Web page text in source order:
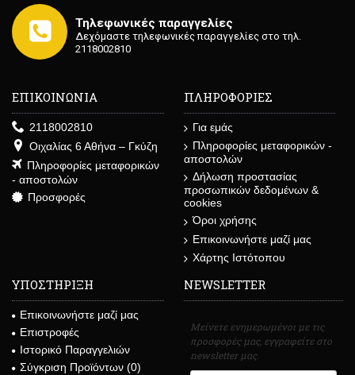
Τηλεφωνικές παραγγελίες
Δεχόμαστε τηλεφωνικές παραγγελίες στο τηλ.
2118002810
ΕΠΙΚΟΙΝΩΝΙΑ
2118002810
Οιχαλίας 6 Αθήνα – Γκύζη
Πληροφορίες μεταφορικών
- αποστολών
Προσφορές
ΠΛΗΡΟΦΟΡΙΕΣ
Για εμάς
Πληροφορίες μεταφορικών -
αποστολών
Δήλωση προστασίας
προσωπικών δεδομένων &
cookies
Όροι χρήσης
Επικοινωνήστε μαζί μας
Χάρτης Ιστότοπου
ΥΠΟΣΤΗΡΙΞΗ
Επικοινωνήστε μαζί μας
Επιστροφές
Ιστορικό Παραγγελιών
Σύγκριση Προϊόντων (0)
NEWSLETTER
Μείνετε ενημερωμένοι με τις
προσφορές μας, εγγραφείτε στο
newsletter μας.